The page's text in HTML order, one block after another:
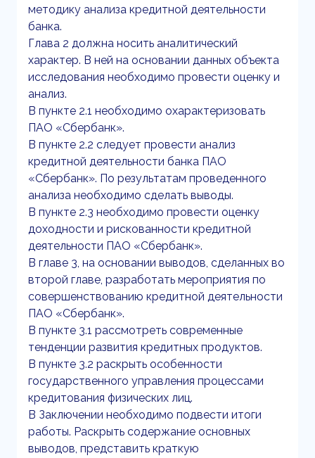
методику анализа кредитной деятельности
банка.
Глава 2 должна носить аналитический
характер. В ней на основании данных объекта
исследования необходимо провести оценку и
анализ.
В пункте 2.1 необходимо охарактеризовать
ПАО «Сбербанк».
В пункте 2.2 следует провести анализ
кредитной деятельности банка ПАО
«Сбербанк». По результатам проведенного
анализа необходимо сделать выводы.
В пункте 2.3 необходимо провести оценку
доходности и рискованности кредитной
деятельности ПАО «Сбербанк».
В главе 3, на основании выводов, сделанных во
второй главе, разработать мероприятия по
совершенствованию кредитной деятельности
ПАО «Сбербанк».
В пункте 3.1 рассмотреть современные
тенденции развития кредитных продуктов.
В пункте 3.2 раскрыть особенности
государственного управления процессами
кредитования физических лиц.
В Заключении необходимо подвести итоги
работы. Раскрыть содержание основных
выводов, представить краткую